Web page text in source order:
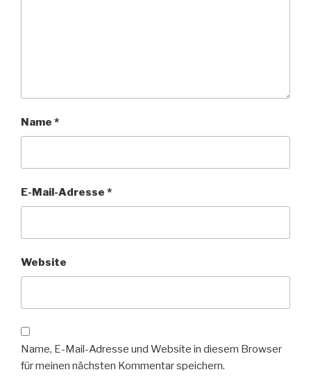
Name *
E-Mail-Adresse *
Website
Name, E-Mail-Adresse und Website in diesem Browser
für meinen nächsten Kommentar speichern.